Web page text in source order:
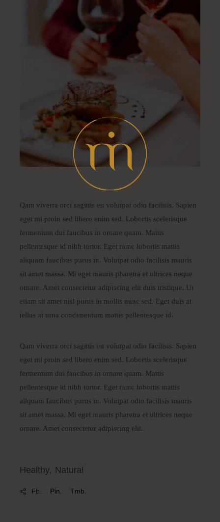
Qam viverra orci sagittis eu volutpat odio facilisis. Sapien
eget mi proin sed libero enim sed. Lobortis scelerisque
fermentum dui faucibus in ornare quam. Mattis
pellentesque id nibh tortor. Eget nunc lobortis mattis
aliquam faucibus purus in. Volutpat odio facilisis mauris
sit amet massa. Mi eget mauris pharetra et ultrices neque
ornare. Amet consectetur adipiscing elit duis tristique. Ut
etiam sit amet nisl purus in mollis nunc sed. Eget duis at
tellus at urna condimentum mattis pellentesque id.
Qam viverra orci sagittis eu volutpat odio facilisis. Sapien
eget mi proin sed libero enim sed. Lobortis scelerisque
fermentum dui faucibus in ornare quam. Mattis
pellentesque id nibh tortor. Eget nunc lobortis mattis
aliquam faucibus purus in. Volutpat odio facilisis mauris
sit amet massa. Mi eget mauris pharetra et ultrices neque
ornare. Amet consectetur adipiscing elit.
Healthy Natural
Fb. Pin. Tmb.